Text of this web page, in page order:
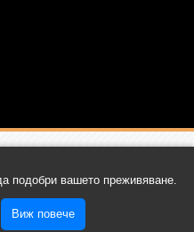
права запазени | Уеб
от Трибест
подобри вашето преживяване.
Виж повече